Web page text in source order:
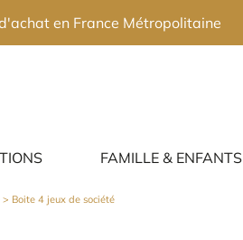
FAMILLE & ENFANTS
en France Métropolitaine
> Boite 4 jeux de société